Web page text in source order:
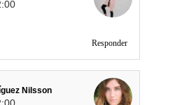
Responder
Nilsson